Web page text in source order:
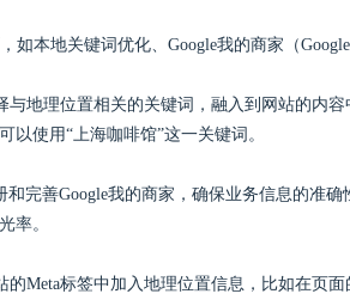
如本地关键词优化、Google我的商家（
与地理位置相关的关键词，融入到网站的内
以使用“上海咖啡馆”这一关键词。
和完善Google我的商家，确保业务信息的准
率。
的Meta标签中加入地理位置信息，比如在页